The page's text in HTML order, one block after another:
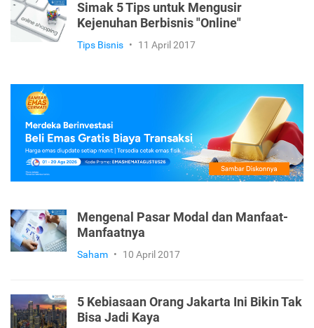
Simak 5 Tips untuk Mengusir
Kejenuhan Berbisnis "Online"
Tips Bisnis • 11 April 2017
Mengenal Pasar Modal dan Manfaat-
Manfaatnya
Saham • 10 April 2017
5 Kebiasaan Orang Jakarta Ini Bikin Tak
Bisa Jadi Kaya